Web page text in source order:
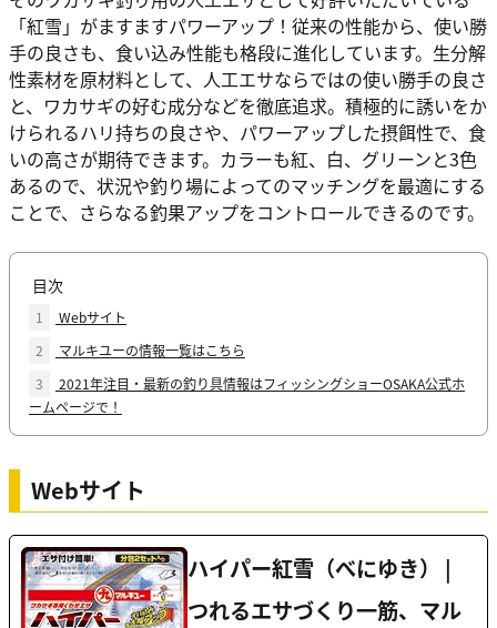
「紅雪」がますますパワーアップ！従来の性能から、使い勝
手の良さも、食い込み性能も格段に進化しています。生分解
性素材を原材料として、人工エサならではの使い勝手の良さ
と、ワカサギの好む成分などを徹底追求。積極的に誘いをか
けられるハリ持ちの良さや、パワーアップした摂餌性で、食
いの高さが期待できます。カラーも紅、白、グリーンと3色
あるので、状況や釣り場によってのマッチングを最適にする
ことで、さらなる釣果アップをコントロールできるのです。
目次
1
Webサイト
2
マルキユーの情報一覧はこちら
3
2021年注目・最新の釣り具情報はフィッシングショーOSAKA公式ホ
ームページで！
Webサイト
ハイパー紅雪（べにゆき） |
つれるエサづくり一筋、マル